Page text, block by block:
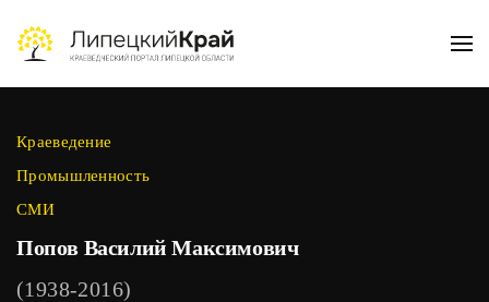
Skip to main content
Краеведение
Промышленность
СМИ
Попов Василий Максимович
(1938-2016)